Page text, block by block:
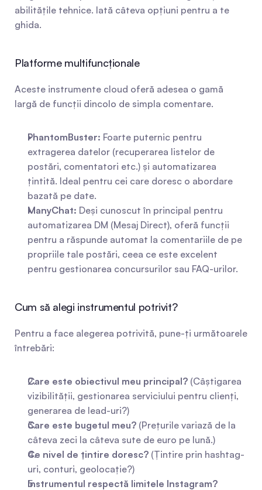
abilitățile tehnice. Iată câteva opțiuni pentru a te
ghida.
Platforme multifuncționale
Aceste instrumente cloud oferă adesea o gamă
largă de funcții dincolo de simpla comentare.
PhantomBuster: Foarte puternic pentru
extragerea datelor (recuperarea listelor de
postări, comentatori etc.) și automatizarea
țintită. Ideal pentru cei care doresc o abordare
bazată pe date.
ManyChat: Deși cunoscut în principal pentru
automatizarea DM (Mesaj Direct), oferă funcții
pentru a răspunde automat la comentariile de pe
propriile tale postări, ceea ce este excelent
pentru gestionarea concursurilor sau FAQ-urilor.
Cum să alegi instrumentul potrivit?
Pentru a face alegerea potrivită, pune-ți următoarele
întrebări:
Care este obiectivul meu principal? (Câștigarea
vizibilității, gestionarea serviciului pentru clienți,
generarea de lead-uri?)
Care este bugetul meu? (Prețurile variază de la
câteva zeci la câteva sute de euro pe lună.)
Ce nivel de țintire doresc? (Țintire prin hashtag-
uri, conturi, geolocație?)
Instrumentul respectă limitele Instagram?